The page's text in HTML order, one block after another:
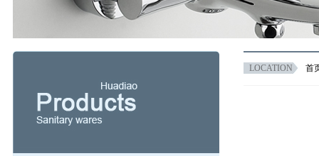
LOCATION 首